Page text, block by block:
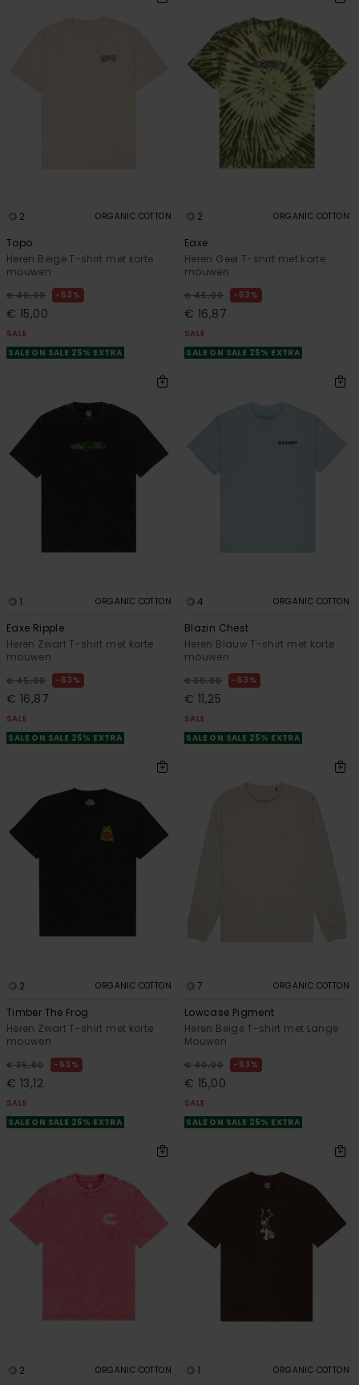
2 ORGANIC COTTON
Topo
Heren Beige T-shirt met korte
mouwen
€ 40,00 63%
€ 15,00
SALE
SALE ON SALE 25% EXTRA
2 ORGANIC COTTON
Eaxe
Heren Geel T-shirt met korte
mouwen
€ 45,00 63%
€ 16,87
SALE
SALE ON SALE 25% EXTRA
1 ORGANIC COTTON
Eaxe Ripple
Heren Zwart T-shirt met korte
mouwen
€ 45,00 63%
€ 16,87
SALE
SALE ON SALE 25% EXTRA
4 ORGANIC COTTON
Blazin Chest
Heren Blauw T-shirt met korte
mouwen
€ 30,00 63%
€ 11,25
SALE
SALE ON SALE 25% EXTRA
2 ORGANIC COTTON
Timber The Frog
Heren Zwart T-shirt met korte
mouwen
€ 35,00 63%
€ 13,12
SALE
SALE ON SALE 25% EXTRA
7 ORGANIC COTTON
Lowcase Pigment
Heren Beige T-shirt met Lange
Mouwen
€ 40,00 63%
€ 15,00
SALE
SALE ON SALE 25% EXTRA
2 ORGANIC COTTON 1 ORGANIC COTTON